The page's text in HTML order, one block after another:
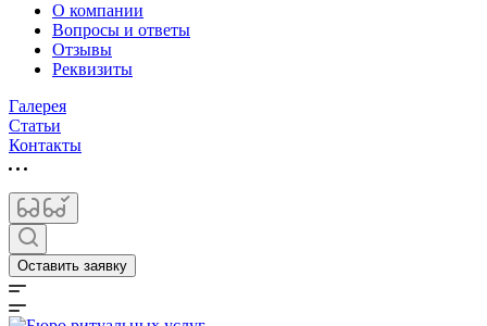
О компании
Вопросы и ответы
Отзывы
Реквизиты
Галерея
Статьи
Контакты
Оставить заявку